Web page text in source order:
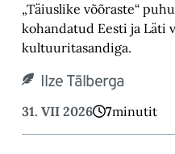
„Täiuslike võõraste“
kohandatud Eesti ja Läti
kultuuritasandiga.
Ilze Tālberga
31. VII 2026 7minutit